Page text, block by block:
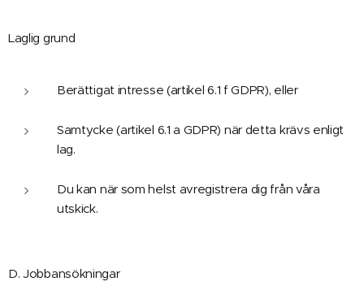
Laglig grund
Berättigat intresse (artikel 6.1 f GDPR), eller
Samtycke (artikel 6.1 a GDPR) när detta krävs enligt
lag.
Du kan när som helst avregistrera dig från våra
utskick.
D. Jobbansökningar